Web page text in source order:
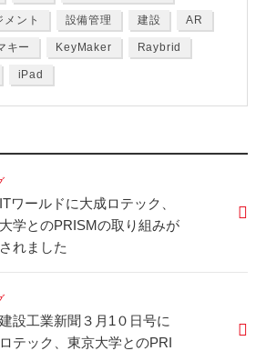
メント 設備管理 建設 AR
キー KeyMaker Raybrid
iPad
ワールドに大成ロテック、
学とのPRISMの取り組みが
れました
設工業新聞３月1０日号に
テック、東京大学とのPRI